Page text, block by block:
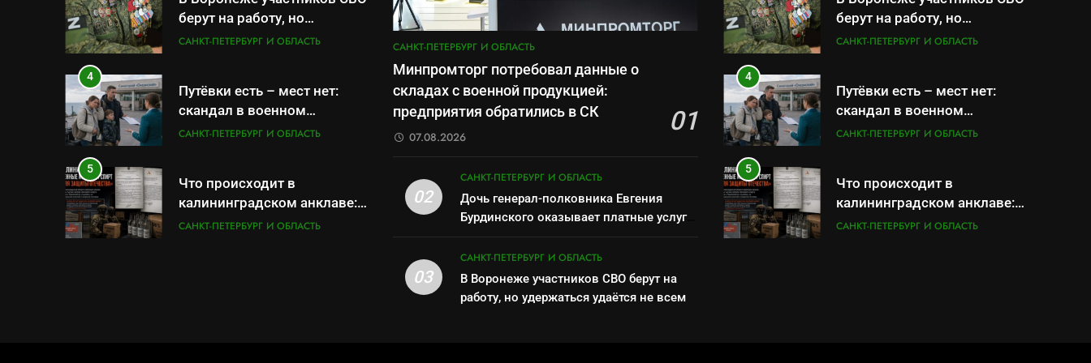
берут на работу, но
удержаться удаётся не всем
САНКТ-ПЕТЕРБУРГ И ОБЛАСТЬ
4
Путёвки есть – мест нет:
скандал в военном
санатории Владивостока
САНКТ-ПЕТЕРБУРГ И ОБЛАСТЬ
5
Что происходит в
калининградском анклаве:
военные изымают спирт
САНКТ-ПЕТЕРБУРГ И ОБЛАСТЬ
САНКТ-ПЕТЕРБУРГ И ОБЛАСТЬ
Минпромторг потребовал данные о
складах с военной продукцией:
предприятия обратились в СК
01
07.08.2026
02
САНКТ-ПЕТЕРБУРГ И ОБЛАСТЬ
Дочь генерал-полковника Евгения
Бурдинского оказывает платные услуги
бронирования
03
САНКТ-ПЕТЕРБУРГ И ОБЛАСТЬ
В Воронеже участников СВО берут на
работу, но удержаться удаётся не всем
берут на работу, но
удержаться удаётся не всем
САНКТ-ПЕТЕРБУРГ И ОБЛАСТЬ
4
Путёвки есть – мест нет:
скандал в военном
санатории Владивостока
САНКТ-ПЕТЕРБУРГ И ОБЛАСТЬ
5
Что происходит в
калининградском анклаве:
военные изымают спирт
САНКТ-ПЕТЕРБУРГ И ОБЛАСТЬ